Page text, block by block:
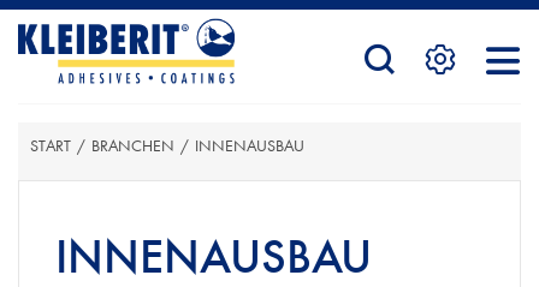
STARTSEITE
PRODUKTE
START / BRANCHEN / INNENAUSBAU
INNENAUSBAU